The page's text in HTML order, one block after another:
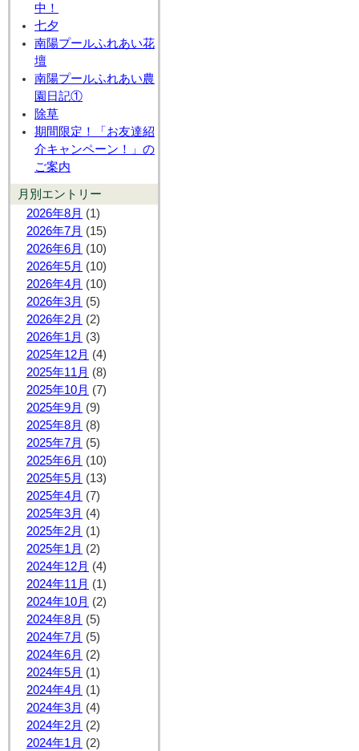
中！
七夕
南陽プールふれあい花
壇
南陽プールふれあい農
園日記①
除草
期間限定！「お友達紹
介キャンペーン！」の
ご案内
月別エントリー
2026年8月 (1)
2026年7月 (15)
2026年6月 (10)
2026年5月 (10)
2026年4月 (10)
2026年3月 (5)
2026年2月 (2)
2026年1月 (3)
2025年12月 (4)
2025年11月 (8)
2025年10月 (7)
2025年9月 (9)
2025年8月 (8)
2025年7月 (5)
2025年6月 (10)
2025年5月 (13)
2025年4月 (7)
2025年3月 (4)
2025年2月 (1)
2025年1月 (2)
2024年12月 (4)
2024年11月 (1)
2024年10月 (2)
2024年8月 (5)
2024年7月 (5)
2024年6月 (2)
2024年5月 (1)
2024年4月 (1)
2024年3月 (4)
2024年2月 (2)
2024年1月 (2)